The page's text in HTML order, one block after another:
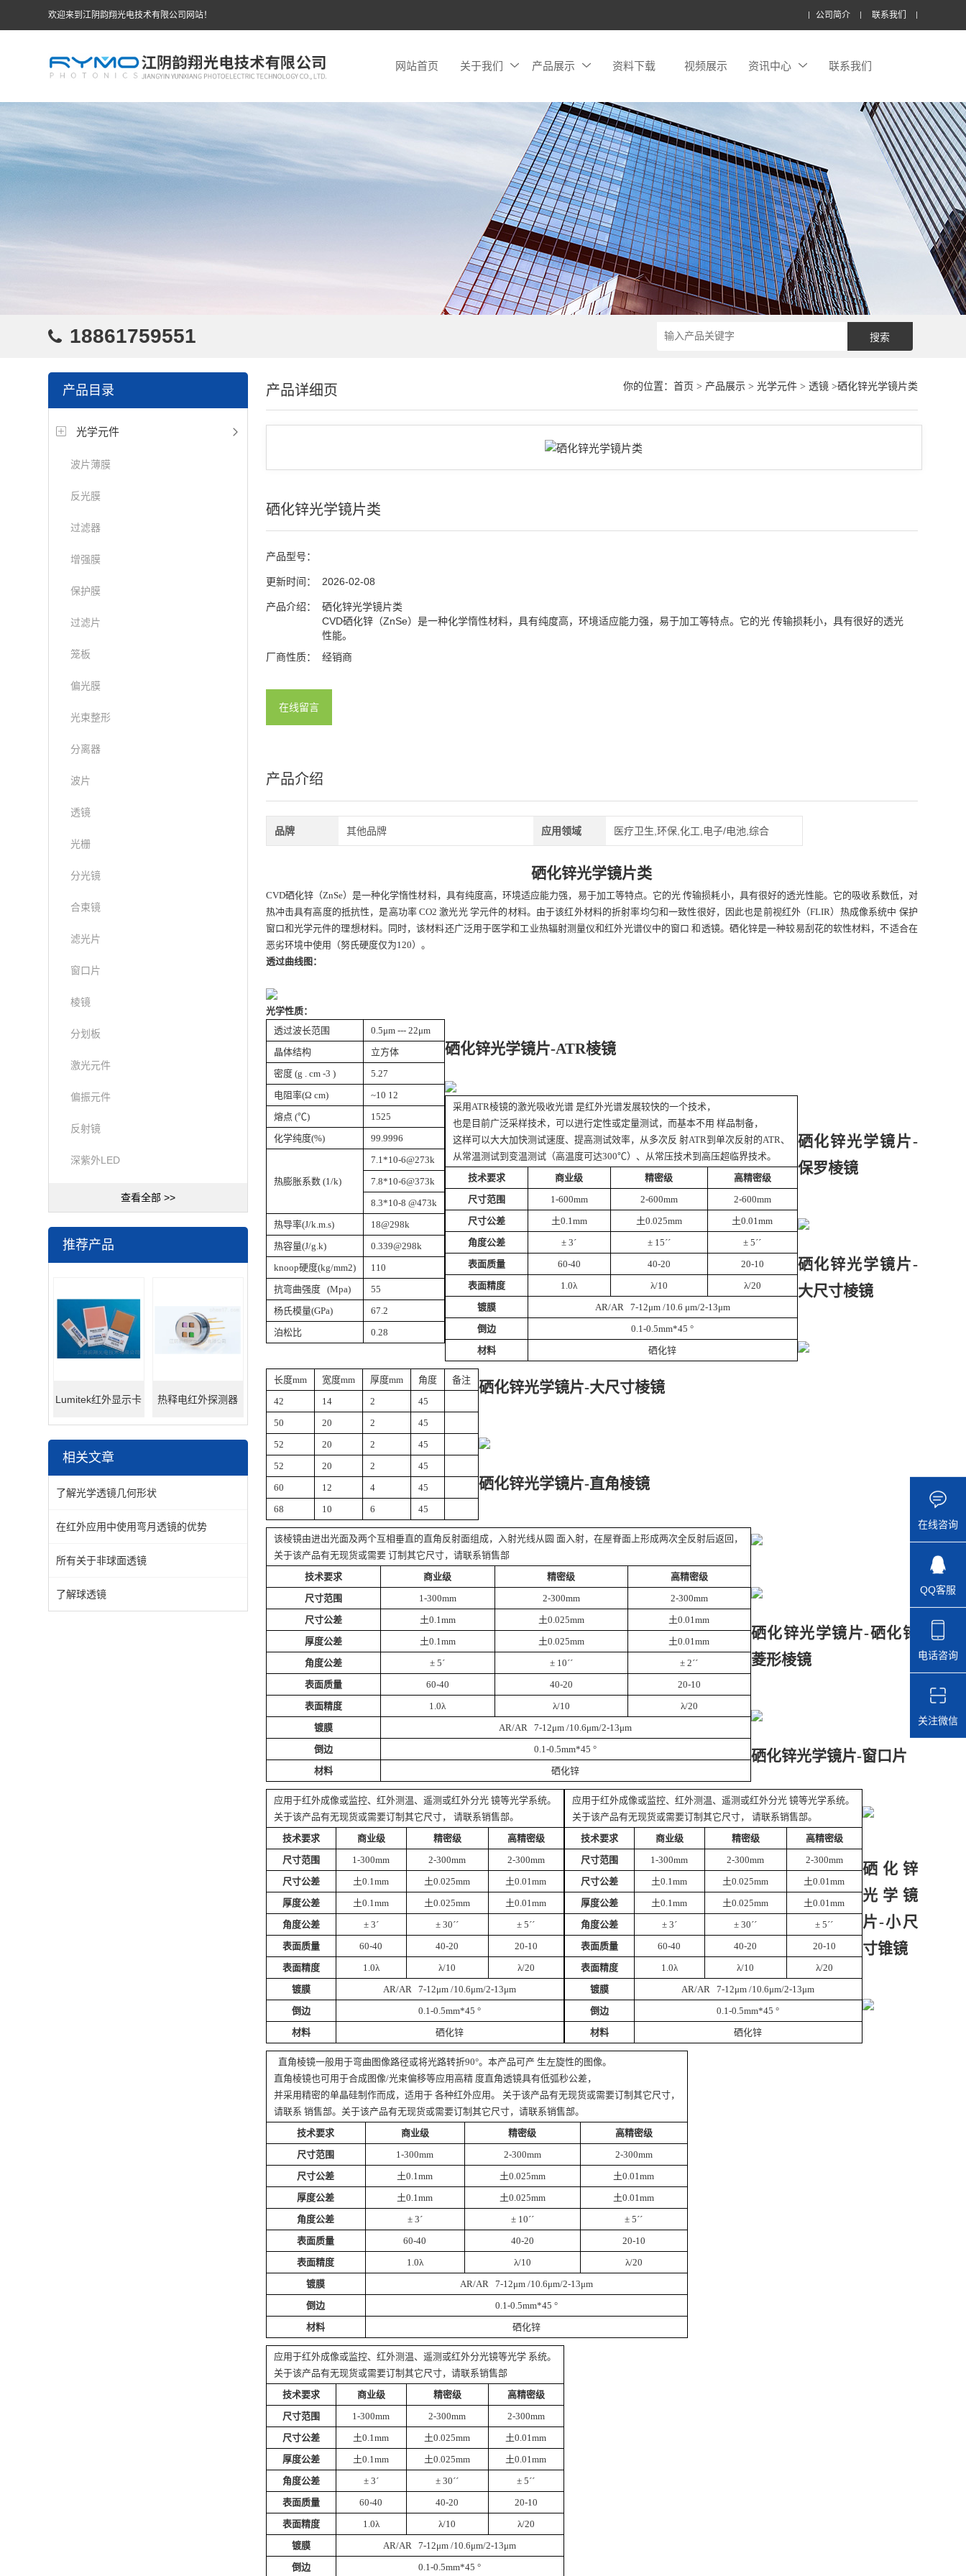
欢迎来到江阴韵翔光电技术有限公司网站！ 公司简介 联系我们
网站首页 关于我们 产品展示 资料下载 视频展示 资讯中心 联系我们
18861759551
产品目录
光学元件
波片薄膜
反光膜
过滤器
增强膜
保护膜
过滤片
笼板
偏光膜
光束整形
分离器
波片
透镜
光栅
分光镜
合束镜
滤光片
窗口片
棱镜
分划板
激光元件
偏振元件
反射镜
深紫外LED
查看全部 >>
推荐产品
Lumitek红外显示卡 热释电红外探测器
相关文章
了解光学透镜几何形状
在红外应用中使用弯月透镜的优势
所有关于非球面透镜
了解球透镜
你的位置： 首页 > 产品展示> 光学元件> 透镜>硒化锌光学镜片类
产品详细页
硒化锌光学镜片类
产品型号：
更新时间： 2026-02-08
产品介绍：
硒化锌光学镜片类
CVD硒化锌（ZnSe）是一种化学惰性材料，具有纯度高，环境适应能力强，易于加工等特点。它的光 传输损耗小，具有很好的透光
性能。
厂商性质：
经销商
在线留言
产品介绍
品牌 其他品牌 应用领域 医疗卫生,环保,化工,电子/电池,综合
硒化锌光学镜片类
CVD硒化锌（ZnSe）是一种化学惰性材料，具有纯度高，环境适应能力强，易于加工等特点。它的光 传输损耗小，具有很好的透光性能。它的吸收系数低，对
热冲击具有高度的抵抗性，是高功率 CO2 激光光 学元件的材料。由于该红外材料的折射率均匀和一致性很好，因此也是前视红外（FLIR）热成像系统中 保护
窗口和光学元件的理想材料。同时，该材料还广泛用于医学和工业热辐射测量仪和红外光谱仪中的窗口 和透镜。硒化锌是一种较易刮花的软性材料，不适合在
恶劣环境中使用（努氏硬度仅为120）。
透过曲线图：
光学性质：
透过波长范围
0.5μm --- 22μm
晶体结构
立方体
密度 (g . cm -3 )
5.27
电阻率(Ω cm)
~10 12
熔点 (℃)
1525
化学纯度(%)
99.9996
热膨胀系数 (1/k)
7.1*10-6@273k
7.8*10-6@373k
8.3*10-8 @473k
热导率(J/k.m.s)
18@298k
热容量(J/g.k)
0.339@298k
knoop硬度(kg/mm2)
110
抗弯曲强度 (Mpa)
55
杨氏模量(GPa)
67.2
泊松比
0.28
硒化锌光学镜片-ATR棱镜
采用ATR棱镜的激光吸收光谱 是红外光谱发展较快的一个技术，
也是目前广泛采样技术，可以进行定性或定量测试，而基本不用 样品制备，
这样可以大大加快测试速度、提高测试效率，从多次反 射ATR到单次反射的ATR、
从常温测试到变温测试（高温度可达300℃）、从常压技术到高压超临界技术。
技术要求
商业级 精密级
高精密级
尺寸范围
1-600mm 2-600mm
2-600mm
尺寸公差
土0.1mm 土0.025mm
土0.01mm
角度公差
± 3´ ± 15´´
± 5´´
表面质量
60-40 40-20
20-10
表面精度
1.0λ λ/10
λ/20
镀膜
AR/AR 7-12μm /10.6 μm/2-13μm
倒边
0.1-0.5mm*45 °
材料
硒化锌
长度mm 宽度mm 厚度mm 角度
备注
42
14 2
45
50
20 2
45
52
20 2
45
52
20 2
45
60
12 4
45
68
10 6 45
硒化锌光学镜片-
保罗棱镜
该棱镜由进出光面及两个互相垂直的直角反射面组成，入射光线从圆 面入射，在屋脊面上形成两次全反射后返回，
关于该产品有无现货或需要 订制其它尺寸，请联系销售部
技术要求
商业级 精密级
高精密级
尺寸范围
1-300mm 2-300mm
2-300mm
尺寸公差
土0.1mm 土0.025mm
土0.01mm
厚度公差
土0.1mm 土0.025mm
土0.01mm
角度公差
± 5´ ± 10´´
± 2´´
表面质量
60-40 40-20
20-10
表面精度
1.0λ λ/10
λ/20
镀膜
AR/AR 7-12μm /10.6μm/2-13μm
倒边
0.1-0.5mm*45 °
材料
硒化锌
硒化锌光学镜片-
大尺寸棱镜
应用于红外成像或监控、红外测温、遥测或红外分光 镜等光学系统。
关于该产品有无现货或需要订制其它尺寸， 请联系销售部。
技术要求
商业级 精密级
高精密级
尺寸范围
1-300mm 2-300mm
2-300mm
尺寸公差
土0.1mm 土0.025mm
土0.01mm
厚度公差
土0.1mm 土0.025mm
土0.01mm
角度公差
± 3´ ± 30´´
± 5´´
表面质量
60-40 40-20
20-10
表面精度
1.0λ λ/10
λ/20
镀膜
AR/AR 7-12μm /10.6μm/2-13μm
倒边
0.1-0.5mm*45 °
材料
硒化锌
硒化锌光学镜片-大尺寸棱镜
应用于红外成像或监控、红外测温、遥测或红外分光 镜等光学系统。
关于该产品有无现货或需要订制其它尺寸， 请联系销售部。
技术要求
商业级 精密级
高精密级
尺寸范围
1-300mm 2-300mm
2-300mm
尺寸公差
土0.1mm 土0.025mm
土0.01mm
厚度公差
土0.1mm 土0.025mm
土0.01mm
角度公差
± 3´ ± 30´´
± 5´´
表面质量
60-40 40-20
20-10
表面精度
1.0λ λ/10
λ/20
镀膜
AR/AR 7-12μm /10.6μm/2-13μm
倒边
0.1-0.5mm*45 °
材料
硒化锌
硒化锌光学镜片-直角棱镜
直角棱镜一般用于弯曲图像路径或将光路转折90°。本产品可产 生左旋性的图像。
直角棱镜也可用于合成图像/光束偏移等应用高精 度直角透镜具有低弧秒公差，
并采用精密的单晶硅制作而成，适用于 各种红外应用。 关于该产品有无现货或需要订制其它尺寸，
请联系 销售部。关于该产品有无现货或需要订制其它尺寸，请联系销售部。
技术要求
商业级 精密级
高精密级
尺寸范围
1-300mm 2-300mm
2-300mm
尺寸公差
土0.1mm 土0.025mm
土0.01mm
厚度公差
土0.1mm 土0.025mm
土0.01mm
角度公差
± 3´ ± 10´´
± 5´´
表面质量
60-40 40-20
20-10
表面精度
1.0λ λ/10
λ/20
镀膜
AR/AR 7-12μm /10.6μm/2-13μm
倒边
0.1-0.5mm*45 °
材料
硒化锌
硒化锌光学镜片-硒化锌
菱形棱镜
应用于红外成像或监控、红外测温、遥测或红外分光镜等光学 系统。
关于该产品有无现货或需要订制其它尺寸，请联系销售部
技术要求
商业级 精密级
高精密级
尺寸范围
1-300mm 2-300mm
2-300mm
尺寸公差
土0.1mm 土0.025mm
土0.01mm
厚度公差
土0.1mm 土0.025mm
土0.01mm
角度公差
± 3´ ± 30´´
± 5´´
表面质量
60-40 40-20
20-10
表面精度
1.0λ λ/10
λ/20
镀膜
AR/AR 7-12μm /10.6μm/2-13μm
倒边
0.1-0.5mm*45 °
硒化锌光学镜片-窗口片
硒化锌
光学镜
片-小尺
寸锥镜
在线咨询
QQ客服
电话咨询
关注微信